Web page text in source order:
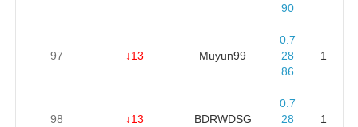
90
97 ↓13 Muyun99
0.7
28
86
1
98 ↓13 BDRWDSG
0.7
28
1